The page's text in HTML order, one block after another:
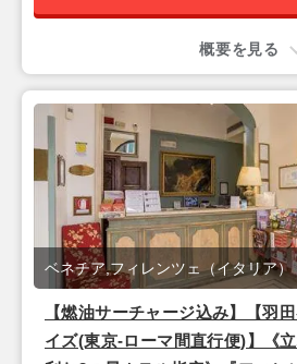
概要を見る
【燃油サーチャージ込み】【羽
イズ(東京-ローマ間直行便)】《
ベネチア,フィレンツェ（イタリア